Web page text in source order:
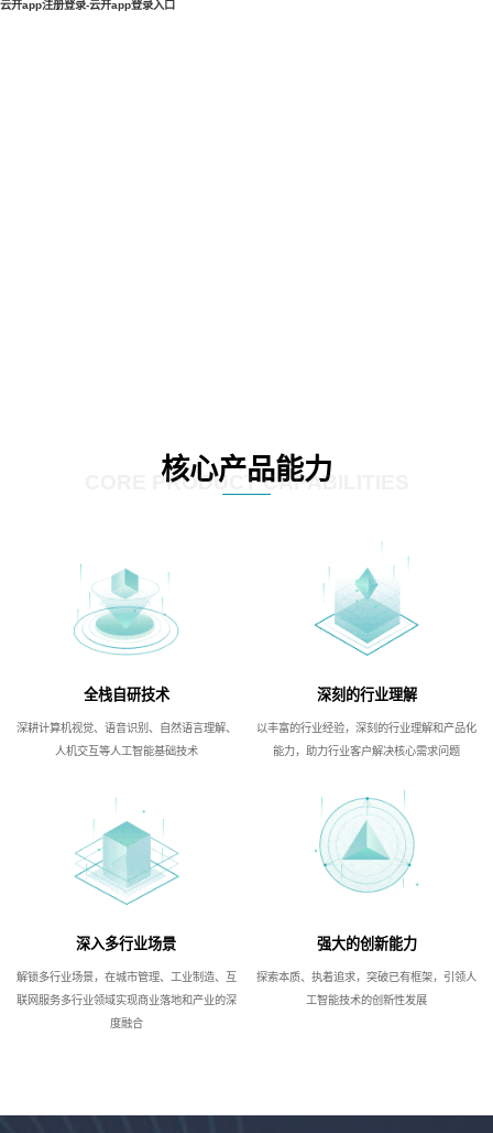
云开app注册登录-云开app登录入口
核心产品能力
CORE PRODUCT CAPABILITIES
全栈自研技术
深耕计算机视觉、语音识别、自然语言理解、
人机交互等人工智能基础技术
深刻的行业理解
以丰富的行业经验，深刻的行业理解和产品化
能力，助力行业客户解决核心需求问题
深入多行业场景
解锁多行业场景，在城市管理、工业制造、互
联网服务多行业领域实现商业落地和产业的深
度融合
强大的创新能力
探索本质、执着追求，突破已有框架，引领人
工智能技术的创新性发展